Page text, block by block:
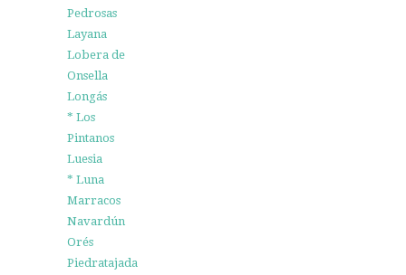
Pedrosas
Layana
Lobera de
Onsella
Longás
* Los
Pintanos
Luesia
* Luna
Marracos
Navardún
Orés
Piedratajada